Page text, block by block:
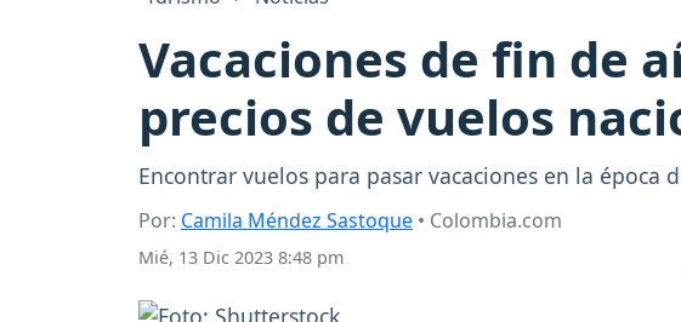
Vacaciones de fin de
precios de vuelos
Encontrar vuelos para pasar vacaciones en la
Por: Camila Méndez Sastoque • Colombia.com
Mié, 13 Dic 2023 8:48 pm